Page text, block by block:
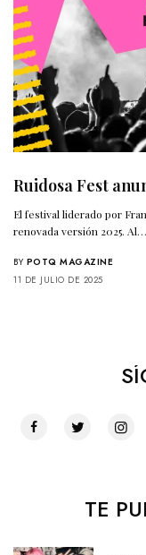
Ruidosa Fest
El festival liderado por
renovada versión 2025. Al…
BY POTQ MAGAZINE
11 DE JULIO DE 2025
TE